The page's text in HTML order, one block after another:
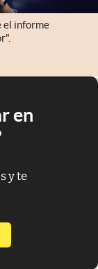
el informe
en
y te
nueva pestaña